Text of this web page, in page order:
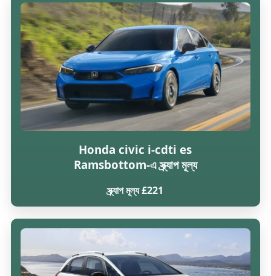
Honda civic i-cdti es
Ramsbottom-এ স্ক্র্যাপ মূল্য
স্ক্র্যাপ মূল্য £221